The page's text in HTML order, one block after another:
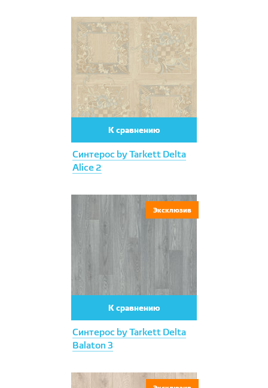
Синтерос by Tarkett Delta
Alice 2
К сравнению
Синтерос by Tarkett Delta
Balaton 3
Эксклюзив
К сравнению